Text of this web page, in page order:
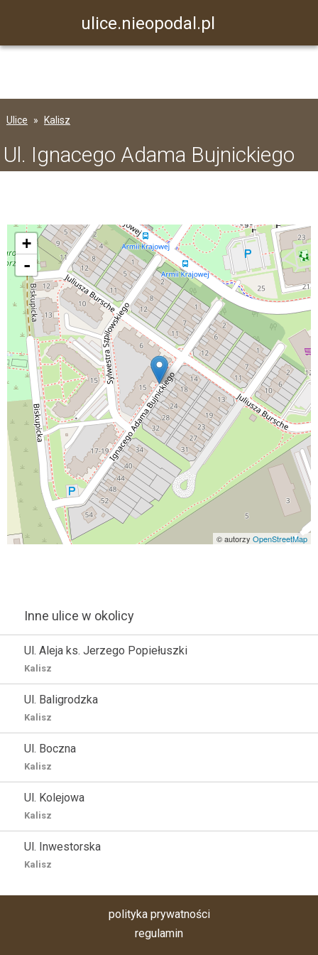
ulice.nieopodal.pl
Ulice Kalisz
Ul. Ignacego Adama Bujnickiego
+
-
© autorzy OpenStreetMap
Inne ulice w okolicy
Ul. Aleja ks. Jerzego Popiełuszki
Kalisz
Ul. Baligrodzka
Kalisz
Ul. Boczna
Kalisz
Ul. Kolejowa
Kalisz
Ul. Inwestorska
Kalisz
polityka prywatności
regulamin